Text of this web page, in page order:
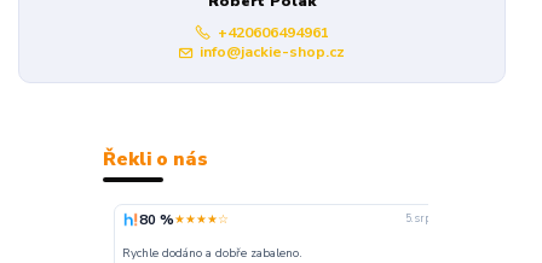
+420606494961
info@jackie-shop.cz
Řekli o nás
80 %★★★★☆ 5. srpna
Rychle dodáno a dobře zabaleno.